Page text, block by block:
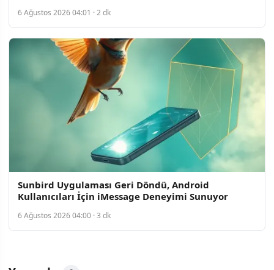
6 Ağustos 2026 04:01 · 2 dk
Sunbird Uygulaması Geri Döndü, Android
Kullanıcıları İçin iMessage Deneyimi Sunuyor
6 Ağustos 2026 04:00 · 3 dk